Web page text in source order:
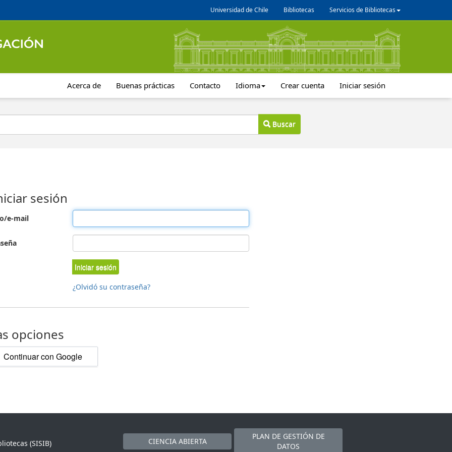
Universidad de Chile Bibliotecas Servicios de Bibliotecas
Acerca de Buenas prácticas Contacto Idioma Crear cuenta Iniciar sesión
Buscar
sesión
e-mail
Iniciar sesión
¿Olvidó su contraseña?
opciones
Continuar con Google
(SISIB)
CIENCIA ABIERTA
PLAN DE GESTIÓN DE
DATOS